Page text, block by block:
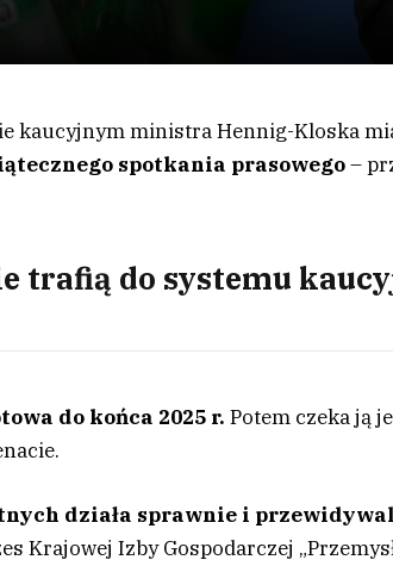
kaucyjnym ministra Hennig-Kloska
spotkania prasowego–
trafią do systemu
do końca 2025 r. Potem czeka ją
działa sprawnie i
Krajowej Izby Gospodarczej